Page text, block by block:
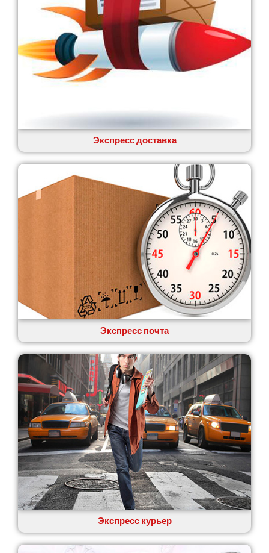
Южноукраинск
Запорожье
Заречаны
Зазимье
Здолбунов
Змиев
Звенигородка
Звягель
Экспресс доставка
Экспресс почта
Экспресс курьер